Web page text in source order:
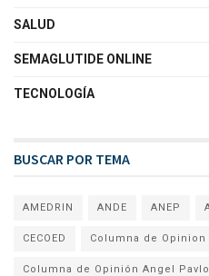
SALUD
SEMAGLUTIDE ONLINE
TECNOLOGÍA
BUSCAR POR TEMA
AMEDRIN ANDE ANEP
CECOED Columna de Opinion
Columna de Opinión Angel